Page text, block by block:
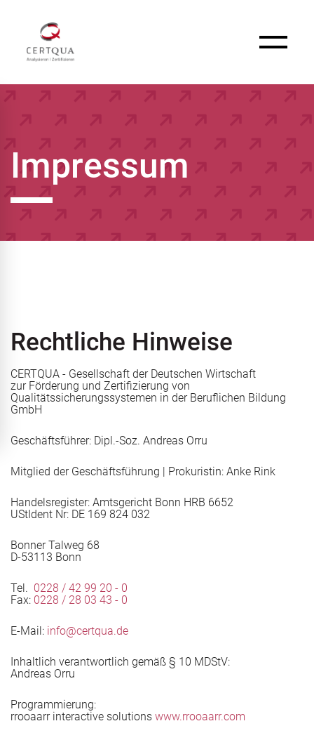
Rechtsgebiete
(DIN EN ISO 9001) vor?
Trägerneuzulassung („Rezertifizierung“) vor?
gestalten
AZAV
Impressum
Rechtliche Hinweise
CERTQUA - Gesellschaft der Deutschen Wirtschaft
zur Förderung und Zertifizierung von
Qualitätssicherungssystemen in der Beruflichen Bildung
GmbH
Geschäftsführer: Dipl.-Soz. Andreas Orru
Mitglied der Geschäftsführung | Prokuristin: Anke Rink
Handelsregister: Amtsgericht Bonn HRB 6652
UStIdent Nr: DE 169 824 032
Bonner Talweg 68
D-53113 Bonn
Tel. 0228 / 42 99 20 - 0
Fax: 0228 / 28 03 43 - 0
E-Mail: info@certqua.de
Inhaltlich verantwortlich gemäß § 10 MDStV:
Andreas Orru
Programmierung:
rrooaarr interactive solutions www.rrooaarr.com